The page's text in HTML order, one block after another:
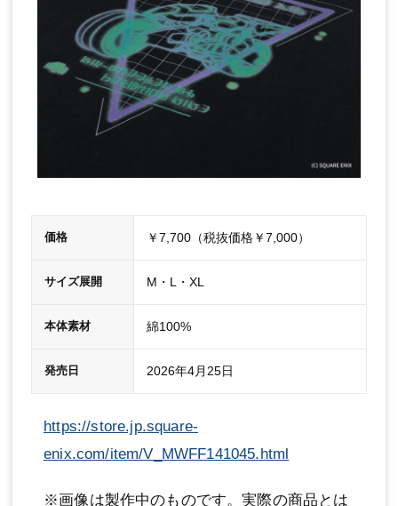
価格 ￥7,700（税抜価格￥7,000）
サイズ展開 M・L・XL
本体素材 綿100%
発売日 2026年4月25日
https://store.jp.square-
enix.com/item/V_MWFF141045.html
※画像は製作中のものです。実際の商品とは